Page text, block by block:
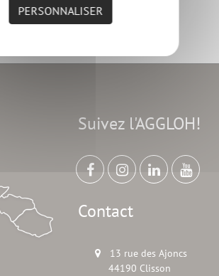
Suivez l'AGGLOH!
Contact
13 rue des Ajoncs
44190 Clisson
PERSONNALISER